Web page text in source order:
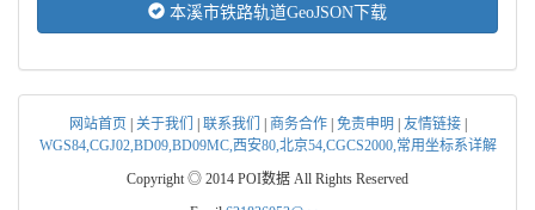
本溪市铁路轨道GeoJSON下载
网站首页 关于我们 联系我们 商务合作| 免责申明 友情链接|
WGS84,CGJ02,BD09,BD09MC,西安80,北京54,CGCS2000,常用坐标系详解
Copyright ◎ 2014 POI数据 All Rights Reserved